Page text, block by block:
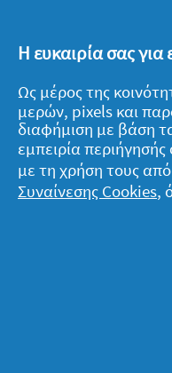
Η ευκαιρία σας
Ως μέρος της
μερών, pixels και
διαφήμιση με βάση
εμπειρία
με τη χρήση τους
Συναίνεσης Cookies,